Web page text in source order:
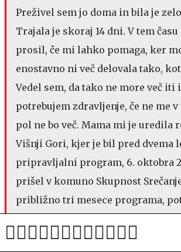
Preživel sem jo doma in bila je
Trajala je skoraj 14 dni. V tem
prosil, če mi lahko pomaga, ker
enostavno ni več delovala tako,
Vedel sem, da tako ne more več iti
potrebujem zdravljenje, če ne me
pol ne bo več. Mama mi je uredila
Višnji Gori, kjer je bil pred dvema
pripravljalni program, 6. oktobra
prišel v komuno Skupnost
približno tri mesece programa,
nek način dober strah. Malo me